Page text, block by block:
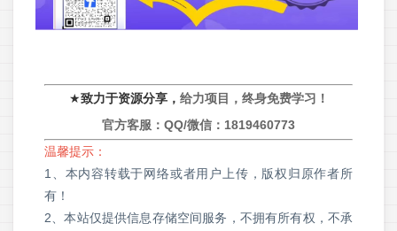
★致力于资源分享， 给力项目，终身免费学习！
官方客服：QQ/微信： 1819460773
温馨提示：
1、本内容转载于网络或者用户上传，版权归原作者所
有！
2、本站仅提供信息存储空间服务，不拥有所有权，不承